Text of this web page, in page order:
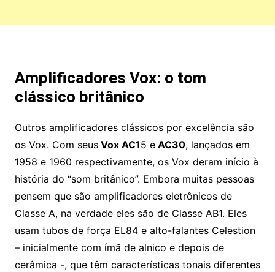
Amplificadores Vox: o tom
clássico britânico
Outros amplificadores clássicos por excelência são
os Vox. Com seusVox AC15 eAC30, lançados em
1958 e 1960 respectivamente, os Vox deram início à
história do “som britânico”. Embora muitas pessoas
pensem que são amplificadores eletrônicos de
Classe A, na verdade eles são de Classe AB1. Eles
usam tubos de força EL84 e alto-falantes Celestion
– inicialmente com ímã de alnico e depois de
cerâmica -, que têm características tonais diferentes